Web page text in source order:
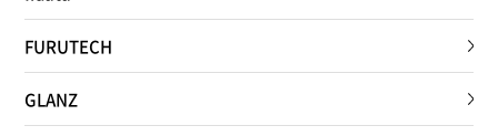
FURUTECH
GLANZ